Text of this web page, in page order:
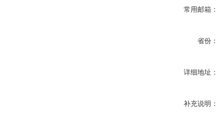
常用邮箱：
省份：
详细地址：
补充说明：